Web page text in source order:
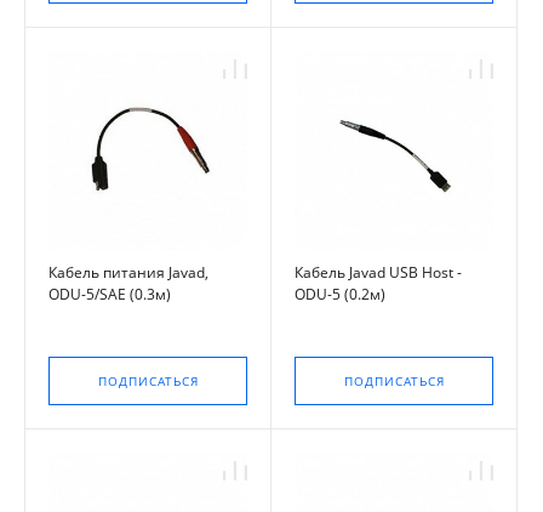
Кабель питания Javad,
ODU-5/SAE (0.3м)
ПОДПИСАТЬСЯ
Кабель Javad USB Host -
ODU-5 (0.2м)
ПОДПИСАТЬСЯ